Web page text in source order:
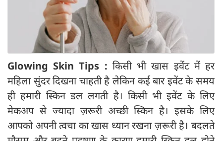
Glowing Skin Tips : किसी भी खास इवेंट में हर
महिला सुंदर दिखना चाहती है लेकिन कई बार इवेंट के समय
ही हमारी स्किन डल लगती है। किसी भी इवेंट के लिए
मेकअप से ज्यादा ज़रूरी अच्छी स्किन है। इसके लिए
आपको अपनी त्वचा का खास ध्यान रखना ज़रूरी है। बदलते